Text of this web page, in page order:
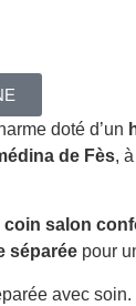
doté d’un
de Fès,
coin salon
séparée pour
avec soin.